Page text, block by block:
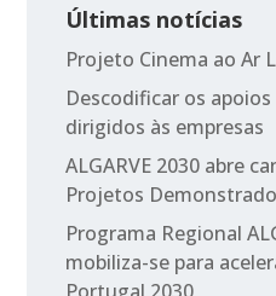
Últimas notícias
Projeto Cinema ao Ar
Descodificar os
dirigidos às empresas
ALGARVE 2030 abre
Projetos
Programa Regional
mobiliza-se para